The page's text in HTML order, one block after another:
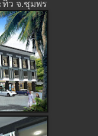
ว จ.ชุมพร